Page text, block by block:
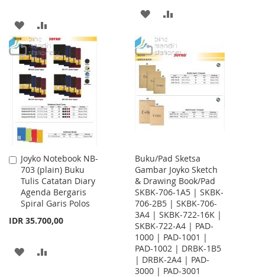
ADD
TO
WISH
LIST
TO
COMPARE
ADD
WISH
LIST
COMPARE
Joyko Notebook NB-
703 (plain) Buku
Tulis Catatan Diary
Agenda Bergaris
Spiral Garis Polos
IDR 35.700,00
Add
to
Cart
ADD
Buku/Pad Sketsa
Gambar Joyko Sketch
& Drawing Book/Pad
SKBK-706-1A5 | SKBK-
706-2B5 | SKBK-706-
3A4 | SKBK-722-16K |
SKBK-722-A4 | PAD-
1000 | PAD-1001 |
PAD-1002 | DRBK-1B5
| DRBK-2A4 | PAD-
3000 | PAD-3001